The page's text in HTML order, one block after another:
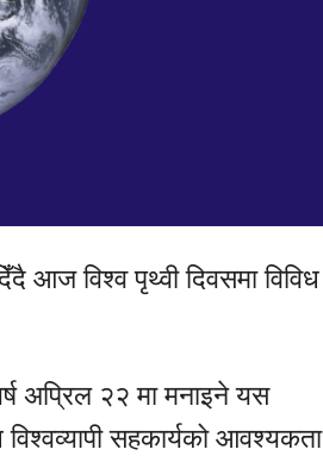
आज विश्व पृथ्वी दिवसमा विविध
अप्रिल २२ मा मनाइने यस
सहकार्यको आवश्यकता